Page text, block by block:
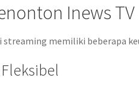
Inews
streaming memiliki beberapa